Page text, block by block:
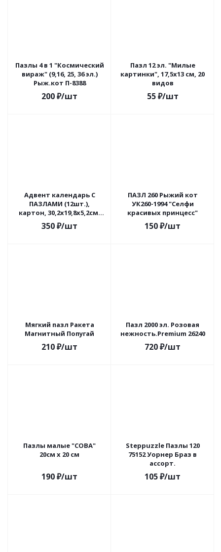
Пазлы 4 в 1 "Космический
вираж" (9,16, 25, 36 эл.)
Рыж.кот П-8388
200₽/шт
Пазл 12 эл. "Милые
картинки", 17,5х13 см, 20
видов
55₽/шт
Адвент календарь С
ПАЗЛАМИ (12шт.),
картон, 30,2х19,8х5,2см,
ХОББИХИТ
350₽/шт
ПАЗЛ 260 Рыжий кот
УК260-1994 "Селфи
красивых принцесс"
150₽/шт
Мягкий пазл Ракета
Магнитный Попугай
210₽/шт
Пазл 2000 эл. Розовая
нежность.Premium 26240
720₽/шт
Пазлы малые "СОВА"
20см х 20 см
190₽/шт
Steppuzzle Пазлы 120
75152 Уорнер Браз в
ассорт.
105₽/шт